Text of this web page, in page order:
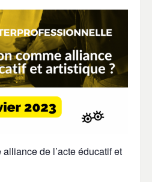
de l’acte éducatif et